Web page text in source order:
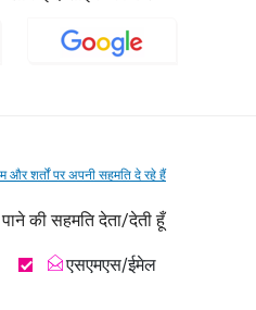
और शर्तों पर अपनी सहमति दे रहे हैं
की सहमति देता/देती हूँ
एसएमएस/ईमेल